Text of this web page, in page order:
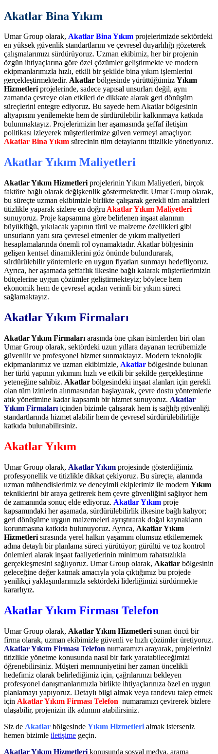
Akatlar Bina Yıkım
Umar Group olarak, Akatlar Bina Yıkım projelerimizde sektördeki
en yüksek güvenlik standartlarını ve çevresel duyarlılığı gözeterek
çalışmalarımızı sürdürüyoruz. Uzman ekibimiz, her bir projenin
özgün ihtiyaçlarına göre özel çözümler geliştirmekte ve modern
ekipmanlarımızla hızlı, etkili bir şekilde bina yıkım işlemlerini
gerçekleştirmektedir. Akatlar bölgesinde yürüttüğümüz Yıkım
Hizmetleriprojelerinde, sadece yapısal unsurları değil, aynı
zamanda çevreye olan etkileri de dikkate alarak geri dönüşüm
süreçlerini entegre ediyoruz. Bu sayede hem Akatlar bölgesinin
altyapısını yenilemekte hem de sürdürülebilir kalkınmaya katkıda
bulunmaktayız. Projelerimizin her aşamasında şeffaf iletişim
politikası izleyerek müşterilerimize güven vermeyi amaçlıyor;
Akatlar Bina Yıkım sürecinin tüm detaylarını titizlikle yönetiyoruz.
Akatlar Yıkım Maliyetleri
Akatlar Yıkım Hizmetleri projelerinin Yıkım Maliyetleri, birçok
faktöre bağlı olarak değişkenlik göstermektedir. Umar Group olarak,
bu süreçte uzman ekibimizle birlikte çalışarak gerekli tüm analizleri
titizlikle yaparak sizlere en doğru Akatlar Yıkım Maliyetleri
sunuyoruz. Proje kapsamına göre belirlenen inşaat alanının
büyüklüğü, yıkılacak yapının türü ve malzeme özellikleri gibi
unsurların yanı sıra çevresel etmenler de yıkım maliyetleri
hesaplamalarında önemli rol oynamaktadır. Akatlar bölgesinin
gelişen kentsel dinamiklerini göz önünde bulundurarak,
sürdürülebilir yöntemlerle en uygun fiyatları sunmayı hedefliyoruz.
Ayrıca, her aşamada şeffaflık ilkesine bağlı kalarak müşterilerimizin
bütçelerine uygun çözümler geliştirmekteyiz; böylece hem
ekonomik hem de çevresel açıdan verimli bir yıkım süreci
sağlamaktayız.
Akatlar Yıkım Firmaları
Akatlar Yıkım Firmaları arasında öne çıkan isimlerden biri olan
Umar Group olarak, sektördeki uzun yıllara dayanan tecrübemizle
güvenilir ve profesyonel hizmet sunmaktayız. Modern teknolojik
ekipmanlarımız ve uzman ekibimizle, Akatlar bölgesinde bulunan
her türlü yapının yıkımını hızlı ve etkili bir şekilde gerçekleştirme
yeteneğine sahibiz. Akatlar bölgesindeki inşaat alanları için gerekli
olan tüm izinlerin alınmasından başlayarak, çevre dostu yöntemlerle
atık yönetimine kadar kapsamlı bir hizmet sunuyoruz. Akatlar
Yıkım Firmaları içinden bizimle çalışarak hem iş sağlığı güvenliği
standartlarında hizmet alabilir hem de çevresel sürdürülebilirliğe
katkıda bulunabilirsiniz.
Akatlar Yıkım
Umar Group olarak, Akatlar Yıkım projesinde gösterdiğimiz
profesyonellik ve titizlikle dikkat çekiyoruz. Bu süreçte, alanında
uzman mühendislerimiz ve deneyimli ekiplerimiz ile modern Yıkım
tekniklerini bir araya getirerek hem çevre güvenliğini sağlıyor hem
de zamanında sonuç elde ediyoruz. Akatlar Yıkım proje
kapsamındaki her aşamada, sürdürülebilirlik ilkesine bağlı kalıyor;
geri dönüşüme uygun malzemeleri ayrıştırarak doğal kaynakların
korunmasına katkıda bulunuyoruz. Ayrıca, Akatlar Yıkım
Hizmetleri sırasında yerel halkın yaşamını olumsuz etkilememek
adına detaylı bir planlama süreci yürütüyor; gürültü ve toz kontrol
önlemleri alarak inşaat faaliyetlerinin minimum rahatsızlıkla
gerçekleşmesini sağlıyoruz. Umar Group olarak, Akatlar bölgesinin
geleceğine değer katmak amacıyla yola çıktığımız bu projede
yenilikçi yaklaşımlarımızla sektördeki liderliğimizi sürdürmekte
kararlıyız.
Akatlar Yıkım Firması Telefon
Umar Group olarak, Akatlar Yıkım Hizmetleri sunan öncü bir
firma olarak, uzman ekibimizle güvenli ve hızlı çözümler üretiyoruz.
Akatlar Yıkım Firması Telefon numaramızı arayarak, projelerinizi
titizlikle yönetme konusunda nasıl bir fark yaratabileceğimizi
öğrenebilirsiniz. Müşteri memnuniyetini her zaman öncelikli
hedefimiz olarak belirlediğimiz için, çağrılarınızı bekleyen
profesyonel danışmanlarımızla birlikte ihtiyaçlarınıza özel en uygun
planlamayı yapıyoruz. Detaylı bilgi almak veya randevu talep etmek
için Akatlar Yıkım Firması Telefon numaramızı çevirerek bizlere
ulaşabilir, projenizin ilk adımını atabilirsiniz.
Siz de Akatlar bölgesinde Yıkım Hizmetleri almak isterseniz
hemen bizimle iletişime geçin.
Akatlar Yıkım Hizmetleri konusunda sosyal medya, arama